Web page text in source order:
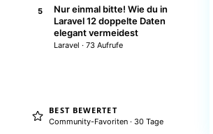
5
Nur einmal bitte! Wie du in
Laravel 12 doppelte Daten
elegant vermeidest
Laravel · 73 Aufrufe
BEST BEWERTET
Community-Favoriten · 30 Tage